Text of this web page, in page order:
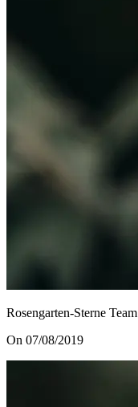
Rosengarten-Sterne Team
On 07/08/2019